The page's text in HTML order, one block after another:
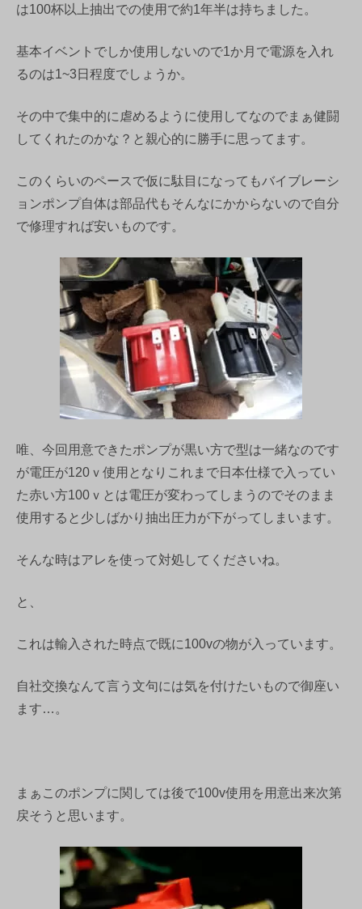
は100杯以上抽出での使用で約1年半は持ちました。
基本イベントでしか使用しないので1か月で電源を入れ
るのは1~3日程度でしょうか。
その中で集中的に虐めるように使用してなのでまぁ健闘
してくれたのかな？と親心的に勝手に思ってます。
このくらいのペースで仮に駄目になってもバイブレーシ
ョンポンプ自体は部品代もそんなにかからないので自分
で修理すれば安いものです。
唯、今回用意できたポンプが黒い方で型は一緒なのです
が電圧が120ｖ使用となりこれまで日本仕様で入ってい
た赤い方100ｖとは電圧が変わってしまうのでそのまま
使用すると少しばかり抽出圧力が下がってしまいます。
そんな時はアレを使って対処してくださいね。
と、
これは輸入された時点で既に100vの物が入っています。
自社交換なんて言う文句には気を付けたいもので御座い
ます…。
まぁこのポンプに関しては後で100v使用を用意出来次第
戻そうと思います。